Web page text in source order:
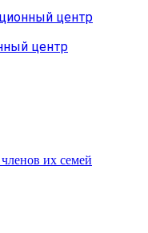
центр
центр
их семей